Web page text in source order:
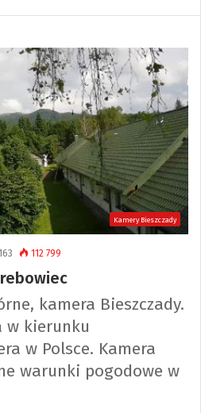
Kamery Bieszczady
112 799
kamera Bieszczady.
w kierunku
w Polsce. Kamera
warunki pogodowe w